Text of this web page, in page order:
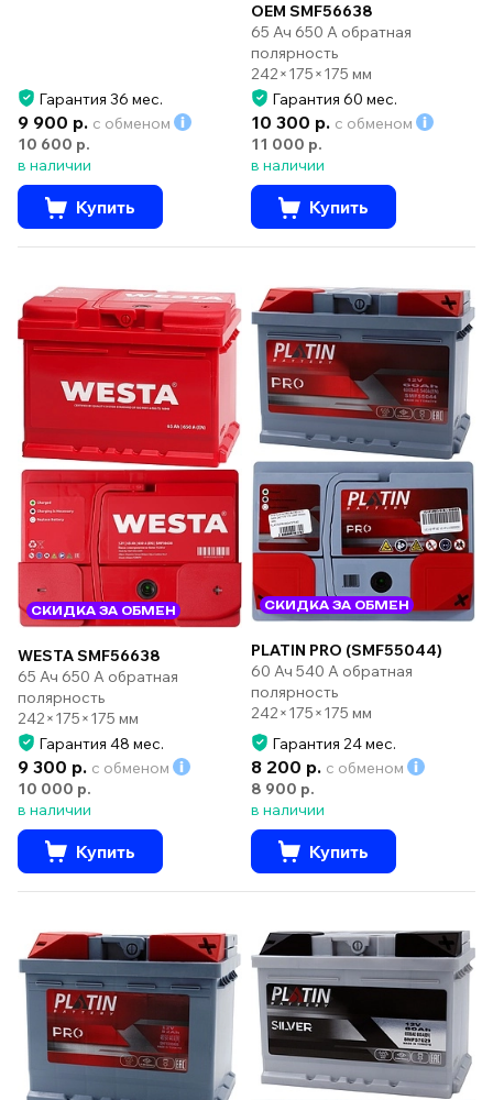
Гарантия 36 мес.
9 900 р. с обменом
10 600 р.
в наличии
Купить
OEM SMF56638
65 Ач 650 А обратная
полярность
242×175×175 мм
Гарантия 60 мес.
10 300 р. с обменом
11 000 р.
в наличии
Купить
СКИДКА ЗА ОБМЕН
WESTA SMF56638
65 Ач 650 А обратная
полярность
242×175×175 мм
Гарантия 48 мес.
9 300 р. с обменом
10 000 р.
в наличии
Купить
СКИДКА ЗА ОБМЕН
PLATIN PRO (SMF55044)
60 Ач 540 А обратная
полярность
242×175×175 мм
Гарантия 24 мес.
8 200 р. с обменом
8 900 р.
в наличии
Купить